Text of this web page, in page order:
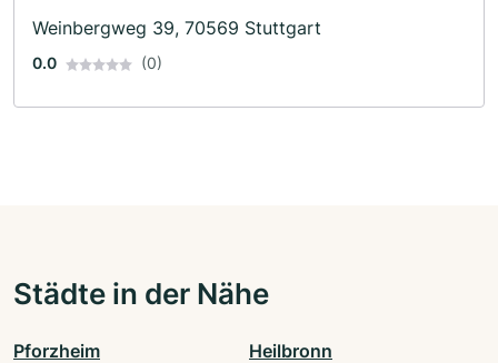
Weinbergweg 39, 70569 Stuttgart
0.0 (0)
Städte in der Nähe
Pforzheim Heilbronn